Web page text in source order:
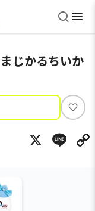
じかるちいか
い
ね
X